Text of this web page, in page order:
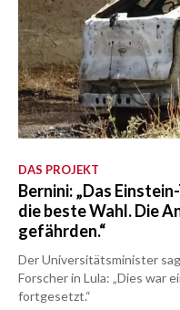
DAS PROJEKT
Bernini: „Das
die beste Wahl. Die
gefährden.“
Der Universitätsminister
Forscher in Lula: „Dies war
fortgesetzt.“